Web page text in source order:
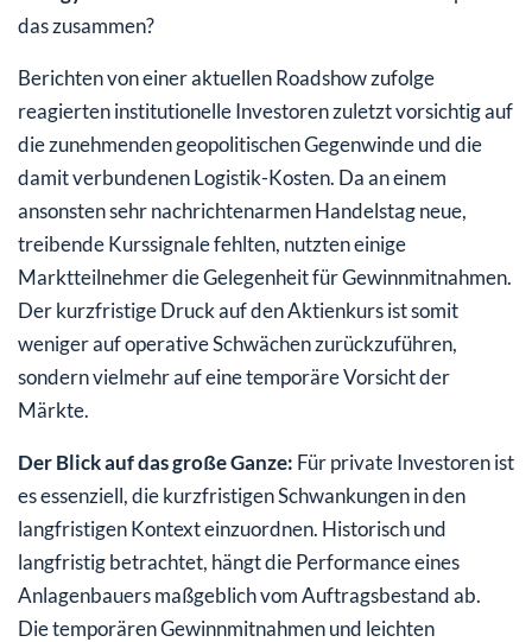
das zusammen?
Berichten von einer aktuellen Roadshow zufolge
reagierten institutionelle Investoren zuletzt vorsichtig auf
die zunehmenden geopolitischen Gegenwinde und die
damit verbundenen Logistik-Kosten. Da an einem
ansonsten sehr nachrichtenarmen Handelstag neue,
treibende Kurssignale fehlten, nutzten einige
Marktteilnehmer die Gelegenheit für Gewinnmitnahmen.
Der kurzfristige Druck auf den Aktienkurs ist somit
weniger auf operative Schwächen zurückzuführen,
sondern vielmehr auf eine temporäre Vorsicht der
Märkte.
Der Blick auf das große Ganze: Für private Investoren ist
es essenziell, die kurzfristigen Schwankungen in den
langfristigen Kontext einzuordnen. Historisch und
langfristig betrachtet, hängt die Performance eines
Anlagenbauers maßgeblich vom Auftragsbestand ab.
Die temporären Gewinnmitnahmen und leichten